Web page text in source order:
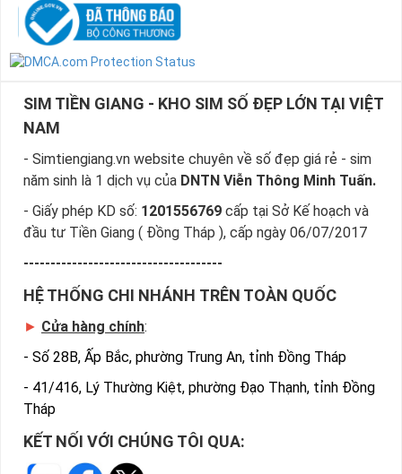
SIM TIỀN GIANG - KHO SIM SỐ ĐẸP LỚN TẠI VIỆT
NAM
- Simtiengiang.vn website chuyên về số đẹp giá rẻ - sim
năm sinh là 1 dịch vụ của DNTN Viễn Thông Minh Tuấn.
- Giấy phép KD số: 1201556769 cấp tại Sở Kế hoạch và
đầu tư Tiền Giang ( Đồng Tháp ), cấp ngày 06/07/2017
-------------------------------------
HỆ THỐNG CHI NHÁNH TRÊN TOÀN QUỐC
► Cửa hàng chính:
- Số 28B, Ấp Bắc, phường Trung An, tỉnh Đồng Tháp
- 41/416, Lý Thường Kiệt, phường Đạo Thạnh, tỉnh Đồng
Tháp
KẾT NỐI VỚI CHÚNG TÔI QUA: